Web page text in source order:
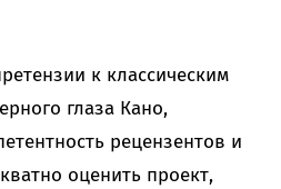
к классическим
глаза Кано,
рецензентов и
оценить проект,